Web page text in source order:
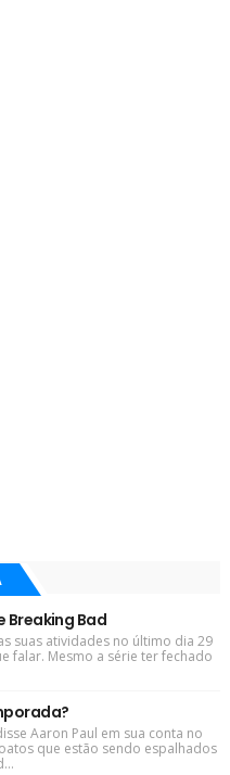
Breaking Bad
suas atividades no último dia 29
falar. Mesmo a série ter fechado
Aaron Paul em sua conta no
que estão sendo espalhados